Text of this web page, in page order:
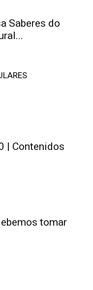
Saberes do
| Contenidos
tomar